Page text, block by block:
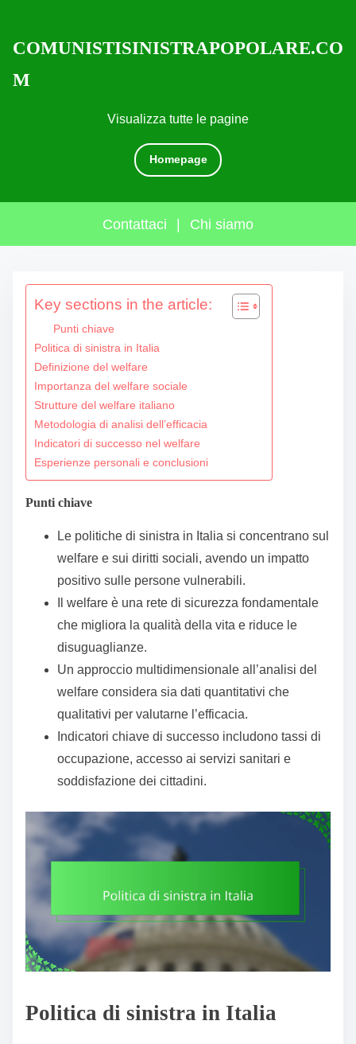
Visualizza tutte le pagine
COMUNISTISINISTRAPOPOLARE.CO
M
Homepage
Contattaci | Chi siamo
Key sections in the article:
Punti chiave
Politica di sinistra in Italia
Definizione del welfare
Importanza del welfare sociale
Strutture del welfare italiano
Metodologia di analisi dell’efficacia
Indicatori di successo nel welfare
Esperienze personali e conclusioni
Punti chiave
Le politiche di sinistra in Italia si concentrano sul
welfare e sui diritti sociali, avendo un impatto
positivo sulle persone vulnerabili.
Il welfare è una rete di sicurezza fondamentale
che migliora la qualità della vita e riduce le
disuguaglianze.
Un approccio multidimensionale all’analisi del
welfare considera sia dati quantitativi che
qualitativi per valutarne l’efficacia.
Indicatori chiave di successo includono tassi di
occupazione, accesso ai servizi sanitari e
soddisfazione dei cittadini.
Politica di sinistra in Italia